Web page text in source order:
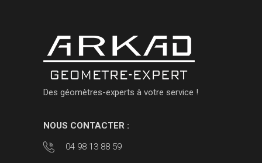
Des géomètres-experts à votre service !
NOUS CONTACTER :
04 98 13 88 59